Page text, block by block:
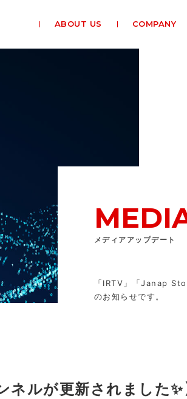
ABOUT US COMPANY
メディアアップデート
「IRTV」「Janap
のお知らせです。
ネルが更新されました